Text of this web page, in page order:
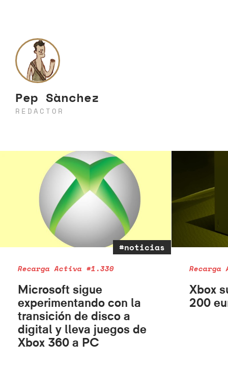
Pep Sànchez
REDACTOR
#noticias
Recarga Activa #1.330
Microsoft sigue
experimentando con la
transición de disco a
digital y lleva juegos de
Xbox 360 a PC
Recarga
Xbox
200